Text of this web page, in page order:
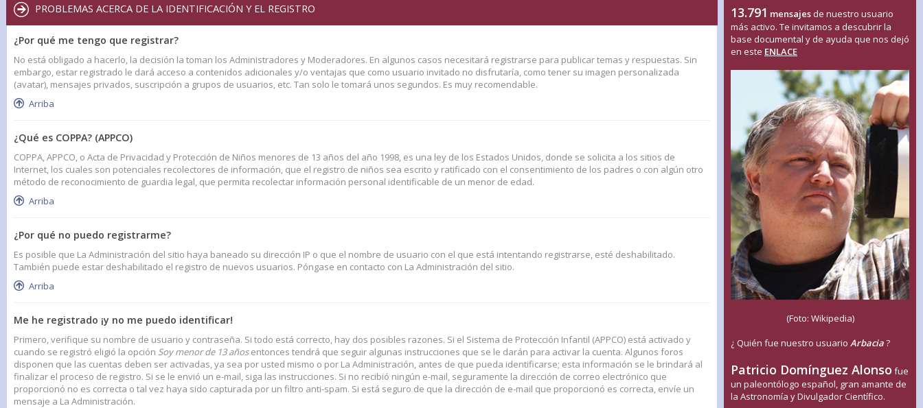
PROBLEMAS ACERCA DE LA IDENTIFICACIÓN Y EL REGISTRO
¿Por qué me tengo que registrar?
No está obligado a hacerlo, la decisión la toman los Administradores y Moderadores. En algunos casos necesitará registrarse para publicar temas y respuestas. Sin
embargo, estar registrado le dará acceso a contenidos adicionales y/o ventajas que como usuario invitado no disfrutaría, como tener su imagen personalizada
(avatar), mensajes privados, suscripción a grupos de usuarios, etc. Tan solo le tomará unos segundos. Es muy recomendable.
Arriba
¿Qué es COPPA? (APPCO)
COPPA, APPCO, o Acta de Privacidad y Protección de Niños menores de 13 años del año 1998, es una ley de los Estados Unidos, donde se solicita a los sitios de
Internet, los cuales son potenciales recolectores de información, que el registro de niños sea escrito y ratificado con el consentimiento de los padres o con algún otro
método de reconocimiento de guardia legal, que permita recolectar información personal identificable de un menor de edad.
Arriba
¿Por qué no puedo registrarme?
Es posible que La Administración del sitio haya baneado su dirección IP o que el nombre de usuario con el que está intentando registrarse, esté deshabilitado.
También puede estar deshabilitado el registro de nuevos usuarios. Póngase en contacto con La Administración del sitio.
Arriba
Me he registrado ¡y no me puedo identificar!
Primero, verifique su nombre de usuario y contraseña. Si todo está correcto, hay dos posibles razones. Si el Sistema de Protección Infantil (APPCO) está activado y
cuando se registró eligió la opción Soy menor de 13 añosentonces tendrá que seguir algunas instrucciones que se le darán para activar la cuenta. Algunos foros
disponen que las cuentas deben ser activadas, ya sea por usted mismo o por La Administración, antes de que pueda identificarse; esta información se le brindará al
finalizar el proceso de registro. Si se le envió un e-mail, siga las instrucciones. Si no recibió ningún e-mail, seguramente la dirección de correo electrónico que
proporcionó no es correcta o tal vez haya sido capturada por un filtro anti-spam. Si está seguro de que la dirección de e-mail que proporcionó es correcta, envíe un
mensaje a La Administración.
13.791 mensajes de nuestro usuario
más activo. Te invitamos a descubrir la
base documental y de ayuda que nos dejó
en este ENLACE
(Foto: Wikipedia)
¿ Quién fue nuestro usuario Arbacia?
Patricio Domínguez Alonso fue
un paleontólogo español, gran amante de
la Astronomía y Divulgador Científico.